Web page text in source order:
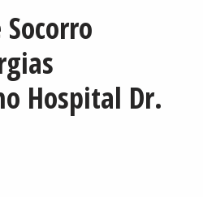
Hospital Dr.